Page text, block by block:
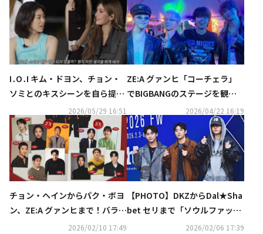
I․O․I キム・ドヨン、チョン・
ソミとのキスシーンを自ら提案
「元々ビンタをする予定だっ
た」（動画あり）
2026/05/29 16:51
ZE:A グァンヒ「コーチェラ」
でBIGBANGのステージを観
覧…再会ショットが話題に（動
画あり）
2026/04/22 16:19
チョン・ヘインからパク・ボヨ
ン、ZE:A グァンヒまで！バラエ
ティ番組「マニト・クラブ」豪
2026/02/10 17:49
【PHOTO】DKZからDal★Sha
bet セリまで「ソウルファッシ
ョンウィーク」に出席2026/02/06 17:39